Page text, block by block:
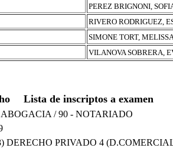
PEREZ BRIGNONI,
RIVERO RODRIGUEZ,
SIMONE TORT,
VILANOVA SOBRERA,
Lista de inscriptos a examen
ABOGACIA / 90 - NOTARIADO
DERECHO PRIVADO 4